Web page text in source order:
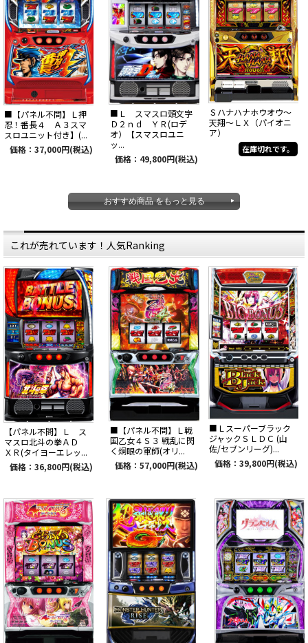
■【パネル不問】Ｌ押
忍！番長４ Ａ３スマ
スロユニット付き】(...
価格：37,000円(税込)
■Ｌ スマスロ頭文字
Ｄ２ｎｄ ＹＲ(ロデ
オ）【スマスロユニ
ッ...
価格：49,800円(税込)
Ｓハナハナホウオウ～
天翔～ＬＸ（パイオニ
ア）
在庫切れです。
おすすめ商品 をもっと見る
これが売れています！人気Ranking
【パネル不問】Ｌ ス
マスロ北斗の拳ＡＤ
ＸＲ(タイヨーエレッ...
価格：36,800円(税込)
■【パネル不問】Ｌ戦
国乙女４Ｓ３ 戦乱に閃
く炯眼の軍師(オリ...
価格：57,000円(税込)
■Ｌスーパーブラック
ジャックＳＬＤＣ (山
佐/セブンリーグ)...
価格：39,800円(税込)